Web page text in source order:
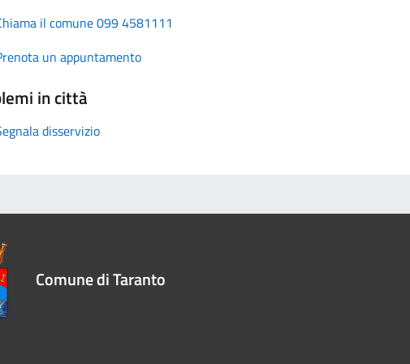
il comune 099 4581111
un appuntamento
in città
disservizio
Comune di Taranto